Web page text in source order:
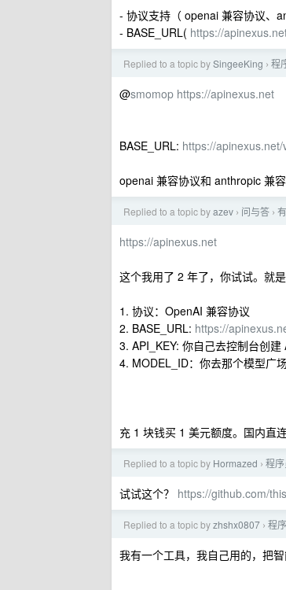
- 协议支持（ openai 兼容协议、
- BASE_URL( https://
Replied to a topic bySingeeKing › 程
@smomop https://apinexus.net
BASE_URL: https://apinexus.net/
openai 兼容协议和 anthropic 兼
Replied to a topic byazev › 问与答 ›
https://apinexus.net
这个我用了 2 年了，你试试。就
1. 协议：OpenAI 兼容协议
2. BASE_URL: https://
3. API_KEY: 你自己去控制台创建
4. MODEL_ID：你去那个模型广
充 1 块钱买 1 美元额度。国内直
Replied to a topic by Hormazed › 程
试试这个？ https://github.com/
Replied to a topic byzhshx0807 › 程
我有一个工具，我自己用的，把